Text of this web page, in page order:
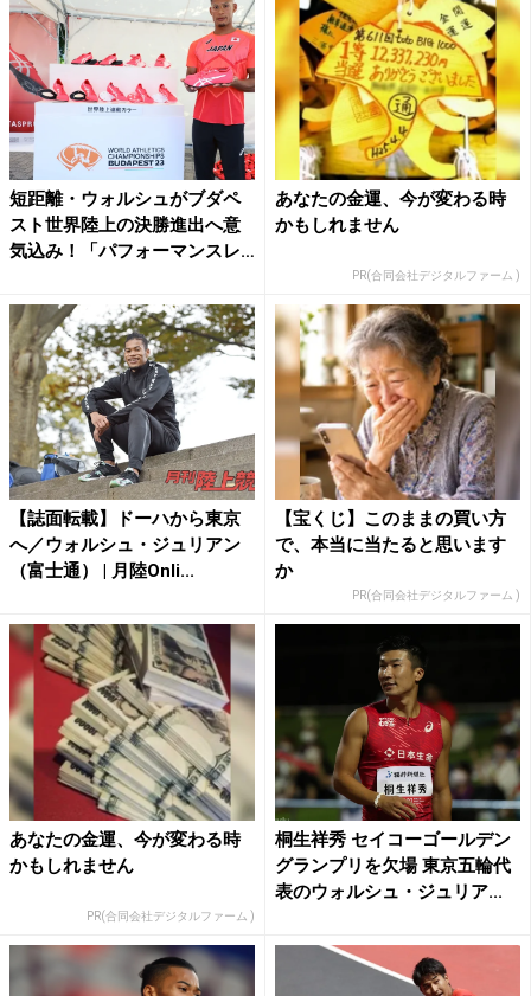
短距離・ウォルシュがブダペ
スト世界陸上の決勝進出へ意
気込み！「パフォーマンスレ
あなたの金運、今が変わる時
かもしれません
PR(合同会社デジタルファーム )
【誌面転載】ドーハから東京
へ／ウォルシュ・ジュリアン
（富士通） | 月陸Onli...
【宝くじ】このままの買い方
で、本当に当たると思います
か
PR(合同会社デジタルファーム )
あなたの金運、今が変わる時
かもしれません
PR(合同会社デジタルファーム )
桐生祥秀 セイコーゴールデン
グランプリを欠場 東京五輪代
表のウォルシュ・ジュリア...